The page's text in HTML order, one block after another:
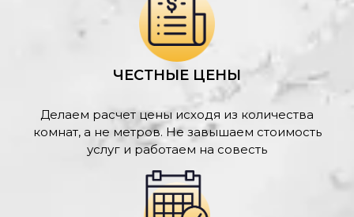
ЧЕСТНЫЕ ЦЕНЫ
Делаем расчет цены исходя из количества
комнат, а не метров. Не завышаем стоимость
услуг и работаем на совесть